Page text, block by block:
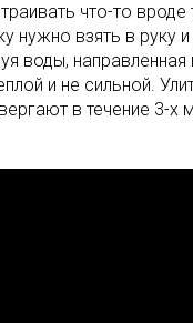
что-то вроде
нужно взять в руку
воды, направленная
и не сильной.
в течение 3-х